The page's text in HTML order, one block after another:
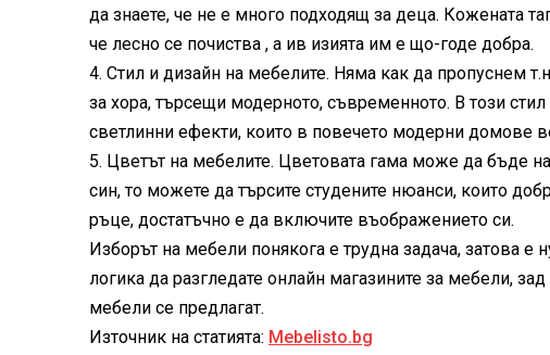
да знаете, че не е много подходящ за деца. Кожената
че лесно се почиства , а ив изията им е що-годе добра.
4. Стил и дизайн на мебелите. Няма как да пропуснем
за хора, търсещи модерното, съвременното. В този
светлинни ефекти, които в повечето модерни домове
5. Цветът на мебелите. Цветовата гама може да бъде
син, то можете да търсите студените нюанси, които
ръце, достатъчно е да включите въображението си.
Изборът на мебели понякога е трудна задача, затова
логика да разгледате онлайн магазините за мебели,
мебели се предлагат.
Източник на статията: Mebelisto.bg